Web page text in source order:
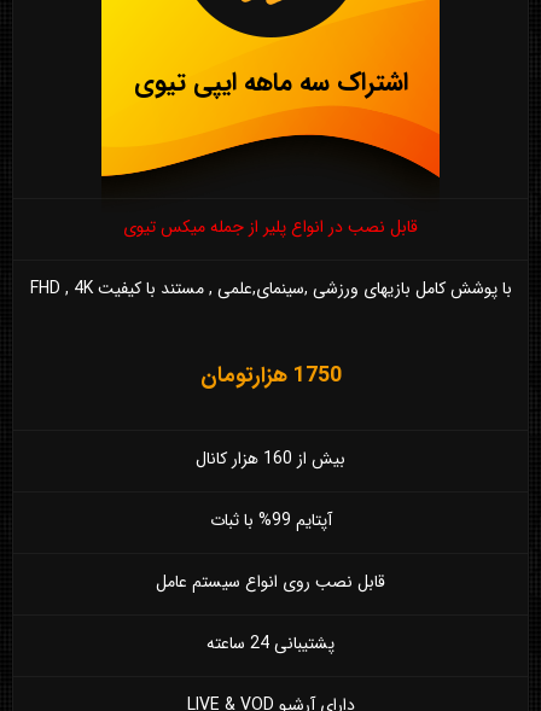
اشتراک سه ماهه ایپی تیوی
قابل نصب در انواع پلیر از جمله میکس تیوی
با پوشش کامل بازیهای ورزشی ,سینمای,علمی , مستند با کیفیت FHD , 4K
1750 هزارتومان
بیش از 160 هزار کانال
آپتایم 99% با ثبات
قابل نصب روی انواع سیستم عامل
پشتیبانی 24 ساعته
دارای آرشیو LIVE & VOD